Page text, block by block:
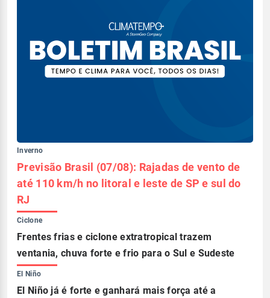
Inverno
Previsão Brasil (07/08): Rajadas de vento de
até 110 km/h no litoral e leste de SP e sul do
RJ
Ciclone
Frentes frias e ciclone extratropical trazem
ventania, chuva forte e frio para o Sul e Sudeste
El Niño
El Niño já é forte e ganhará mais força até a